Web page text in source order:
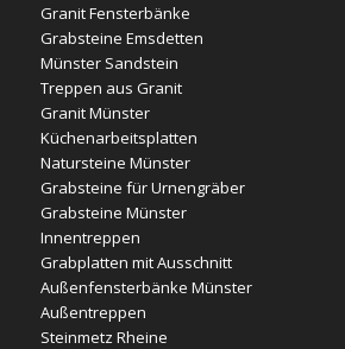
Granit Fensterbänke
Grabsteine Emsdetten
Münster Sandstein
Treppen aus Granit
Granit Münster
Küchenarbeitsplatten
Natursteine Münster
Grabsteine für Urnengräber
Grabsteine Münster
Innentreppen
Grabplatten mit Ausschnitt
Außenfensterbänke Münster
Außentreppen
Steinmetz Rheine